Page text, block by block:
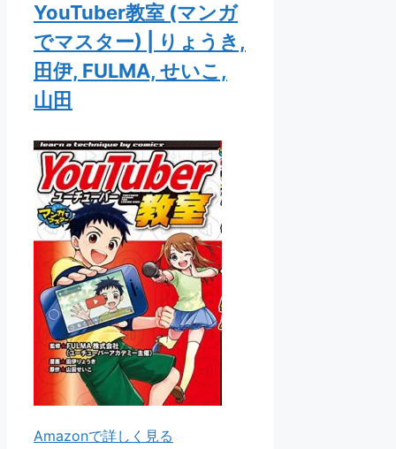
YouTuber教室 (マンガ
でマスター) | りょうき,
田伊, FULMA, せいこ,
山田
Amazonで詳しく見る